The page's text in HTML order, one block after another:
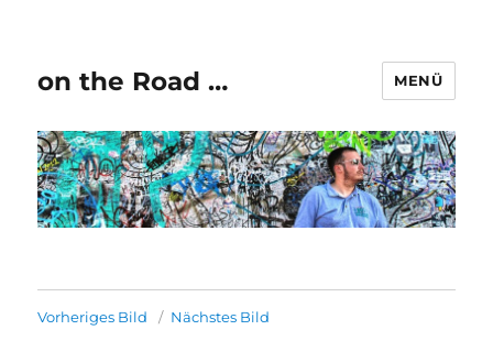
on the Road … MENÜ
Vorheriges Bild Nächstes Bild